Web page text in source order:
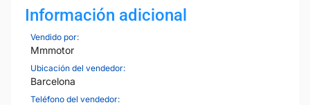
Información adicional
Vendido por:
Mmmotor
Ubicación del vendedor:
Barcelona
Teléfono del vendedor: